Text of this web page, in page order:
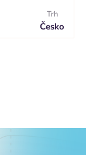
Trh
Česko